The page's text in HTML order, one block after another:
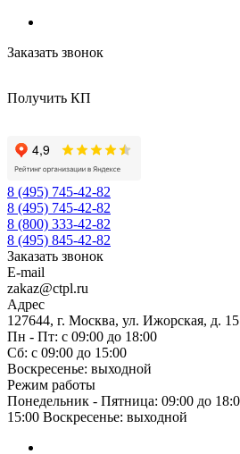
Заказать звонок
Получить КП
8 (495) 745-42-82
8 (495) 745-42-82
8 (800) 333-42-82
8 (495) 845-42-82
Заказать звонок
E-mail
zakaz@ctpl.ru
Адрес
127644, г. Москва, ул. Ижорская, д.
Пн - Пт: с 09:00 до 18:00
Сб: с 09:00 до 15:00
Воскресенье: выходной
Режим работы
Понедельник - Пятница: 09:00 до
15:00 Воскресенье: выходной